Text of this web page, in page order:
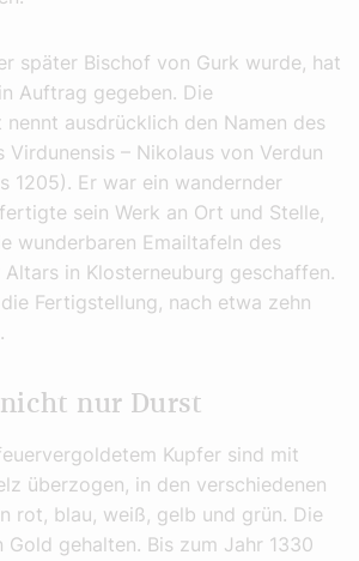
später Bischof von Gurk wurde, hat
Auftrag gegeben. Die
ausdrücklich den Namen des
Virdunensis – Nikolaus von Verdun
1205). Er war ein wandernder
sein Werk an Ort und Stelle,
wunderbaren Emailtafeln des
Altars in Klosterneuburg geschaffen.
Fertigstellung, nach etwa zehn
nur Durst
Kupfer sind mit
überzogen, in den verschiedenen
rot, blau, weiß, gelb und grün. Die
Gold gehalten. Bis zum Jahr 1330